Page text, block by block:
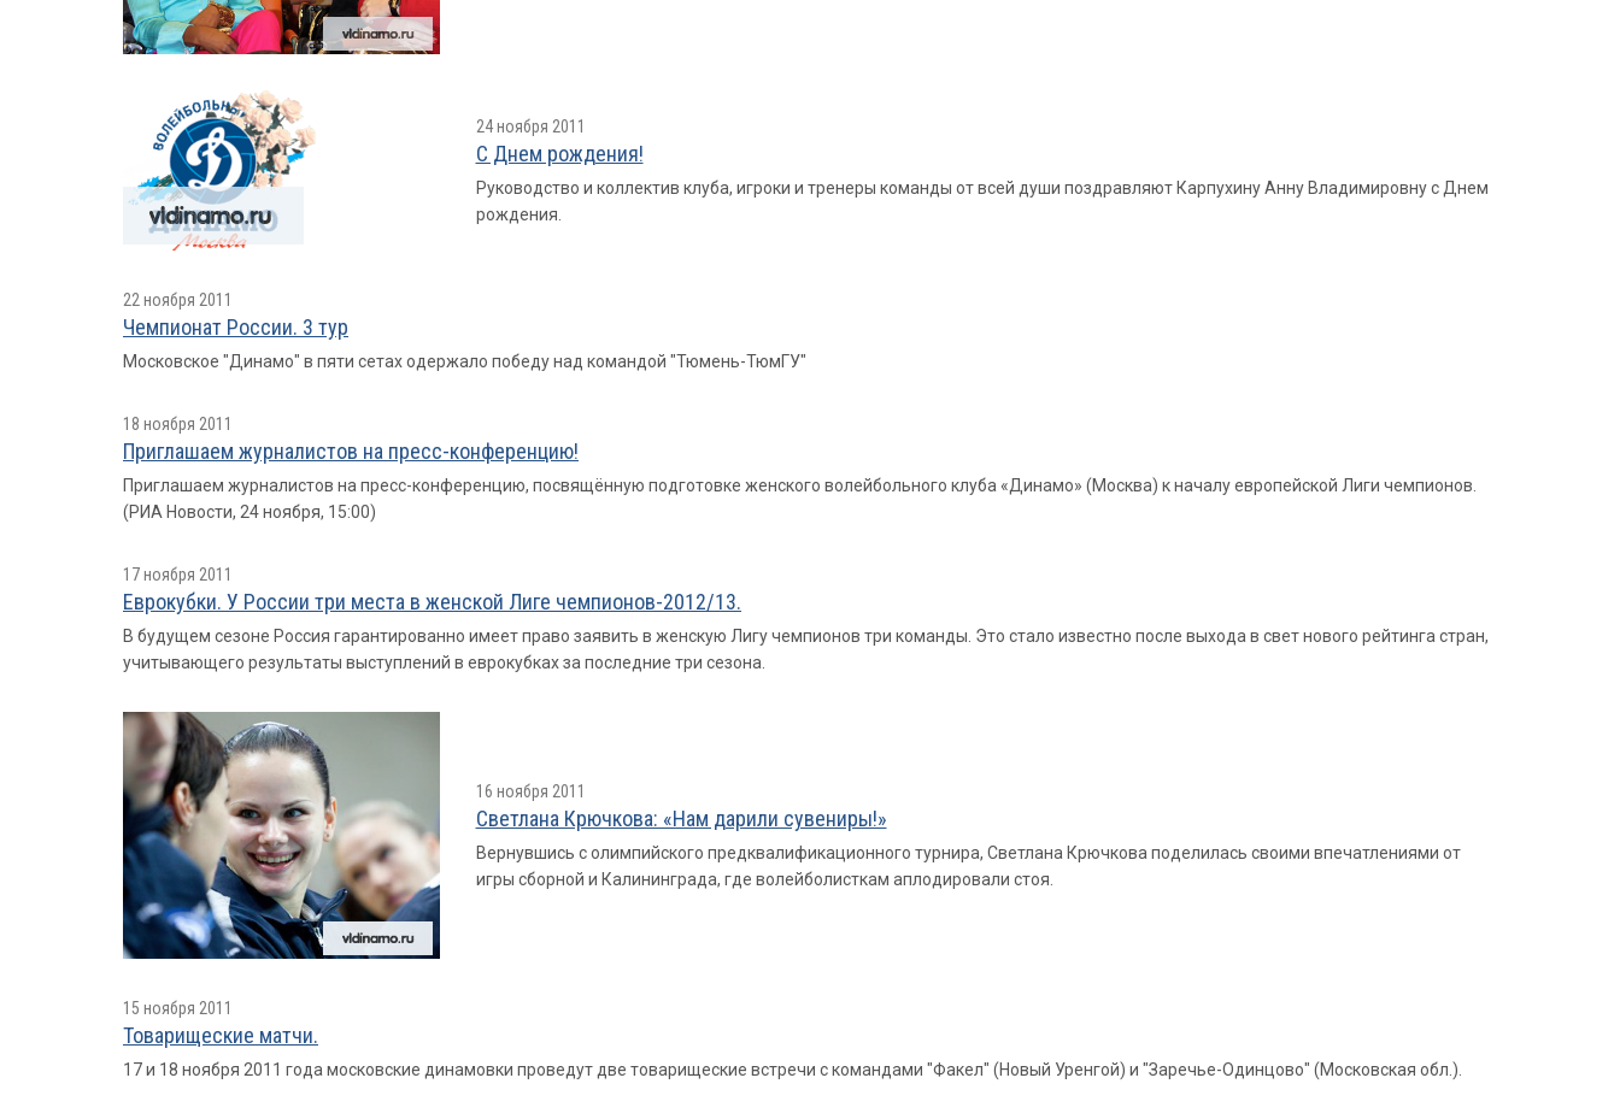
24 ноября 2011
С Днем рождения!
Руководство и коллектив клуба, игроки и тренеры команды от всей души поздравляют Карпухину Анну Владимировну с Днем
рождения.
22 ноября 2011
Чемпионат России. 3 тур
Московское "Динамо" в пяти сетах одержало победу над командой "Тюмень-ТюмГУ"
18 ноября 2011
Приглашаем журналистов на пресс-конференцию!
Приглашаем журналистов на пресс-конференцию, посвящённую подготовке женского волейбольного клуба «Динамо» (Москва) к началу европейской Лиги чемпионов.
(РИА Новости, 24 ноября, 15:00)
17 ноября 2011
Еврокубки. У России три места в женской Лиге чемпионов-2012/13.
В будущем сезоне Россия гарантированно имеет право заявить в женскую Лигу чемпионов три команды. Это стало известно после выхода в свет нового рейтинга стран,
учитывающего результаты выступлений в еврокубках за последние три сезона.
16 ноября 2011
Светлана Крючкова: «Нам дарили сувениры!»
Вернувшись с олимпийского предквалификационного турнира, Светлана Крючкова поделилась своими впечатлениями от
игры сборной и Калининграда, где волейболисткам аплодировали стоя.
15 ноября 2011
Товарищеские матчи.
17 и 18 ноября 2011 года московские динамовки проведут две товарищеские встречи с командами "Факел" (Новый Уренгой) и "Заречье-Одинцово" (Московская обл.).